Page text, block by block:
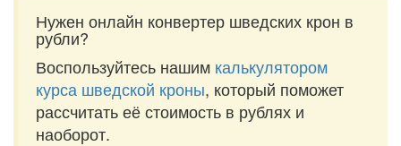
Нужен онлайн конвертер шведских крон в
рубли?
Воспользуйтесь нашим калькулятором
курса шведской кроны, который поможет
рассчитать её стоимость в рублях и
наоборот.